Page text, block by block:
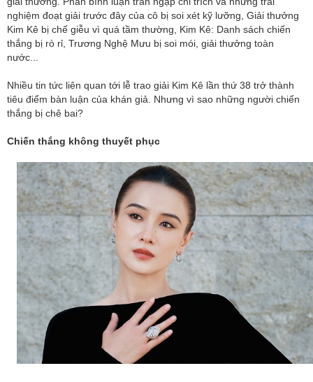
nghiệm đoạt giải trước đây của cô bị soi xét kỹ lưỡng, Giải thưởng
Kim Kê bị chế giễu vì quá tầm thường, Kim Kê: Danh sách chiến
thắng bị rò rỉ, Trương Nghệ Mưu bị soi mói, giải thưởng toàn
nước...
Nhiều tin tức liên quan tới lễ trao giải Kim Kê lần thứ 38 trở thành
tiêu điểm bàn luận của khán giả. Nhưng vì sao những người chiến
thắng bị chê bai?
Chiến thắng không thuyết phục